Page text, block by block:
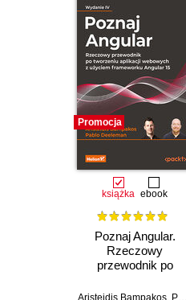
Promocja
książka ebook
Poznaj Angular.
Rzeczowy
przewodnik po
webowych z użyciem